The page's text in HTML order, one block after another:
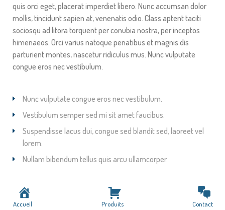
quis orci eget, placerat imperdiet libero. Nunc accumsan dolor
mollis, tincidunt sapien at, venenatis odio. Class aptent taciti
sociosqu ad litora torquent per conubia nostra, per inceptos
himenaeos. Orci varius natoque penatibus et magnis dis
parturient montes, nascetur ridiculus mus. Nunc vulputate
congue eros nec vestibulum.
Nunc vulputate congue eros nec vestibulum.
Vestibulum semper sed mi sit amet faucibus.
Suspendisse lacus dui, congue sed blandit sed, laoreet vel
lorem.
Nullam bibendum tellus quis arcu ullamcorper.
Accueil Produits Contact